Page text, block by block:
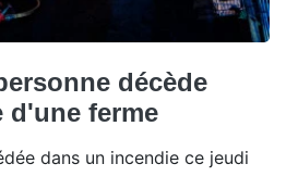
décède
d'une ferme
dans un incendie ce jeudi